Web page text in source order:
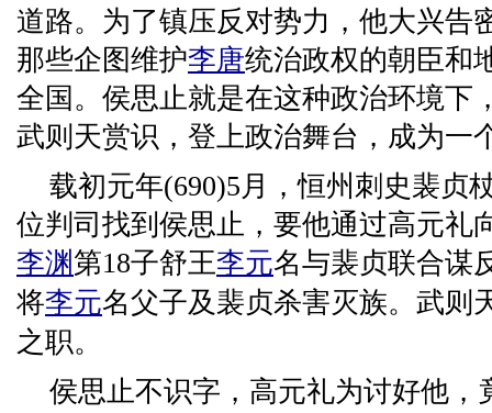
道路。为了镇压反对势力，他大兴告
那些企图维护李唐统治政权的朝臣和
全国。侯思止就是在这种政治环境下
武则天赏识，登上政治舞台，成为一
载初元年(690)5月，恒州刺史裴贞
位判司找到侯思止，要他通过高元礼
李渊第18子舒王李元名与裴贞联合谋
将李元名父子及裴贞杀害灭族。武则
之职。
侯思止不识字，高元礼为讨好他，